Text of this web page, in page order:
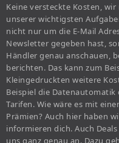
Keine versteckte Kosten,
unserer wichtigsten
nicht nur um die E-Mail
Newsletter gegeben hast,
Händler genau anschauen,
berichten. Das kann zum
Kleingedruckten weitere
Beispiel die
Tarifen. Wie wäre es mit
Prämien? Auch hier haben
informieren dich. Auch
uns ganz genau an. Dazu